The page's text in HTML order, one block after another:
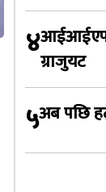
४ग्राजुयट
५अब पछि